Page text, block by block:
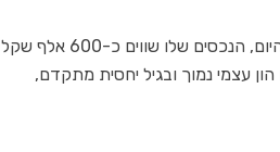
"הוא הגיע אלי לפני 4 שנים עם הון עצמי התחלתי של 130 אלף שקל בלבד, והיום, הנכסים שלו שווים כ-600 אלף שקל
עצמי נמוך ובגיל יחסית מתקדם,